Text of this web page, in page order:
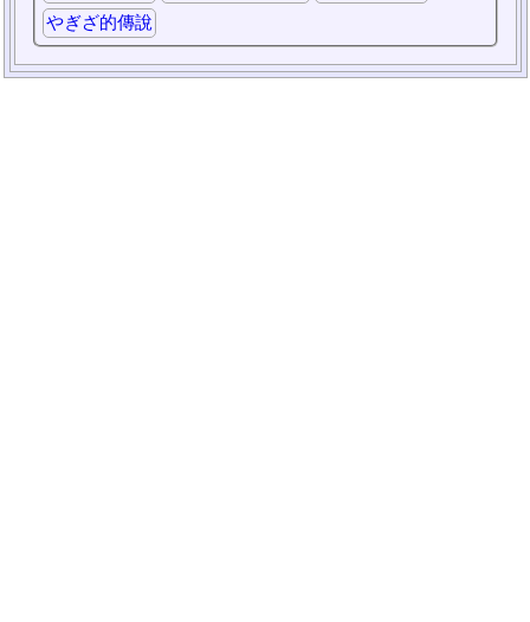
やぎざ的傳說